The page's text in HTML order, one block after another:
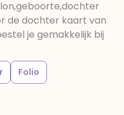
de dochter kaart van
je gemakkelijk bij
Folio